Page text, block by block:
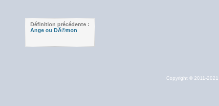
Définition précédente :
Ange ou DÃ©mon
Copyright © 2011-